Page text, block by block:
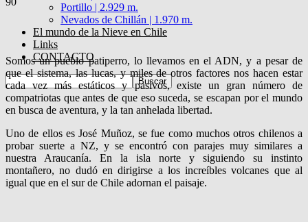
Portillo | 2.929 m.
Nevados de Chillán | 1.970 m.
El mundo de la Nieve en Chile
Links
CONTACTO
Somos un pueblo patiperro, lo llevamos en el ADN, y a pesar de
que el sistema, las lucas, y miles de otros factores nos hacen estar
cada vez más estáticos y pasivos, existe un gran número de
compatriotas que antes de que eso suceda, se escapan por el mundo
en busca de aventura, y la tan anhelada libertad.
Uno de ellos es José Muñoz, se fue como muchos otros chilenos a
probar suerte a NZ, y se encontró con parajes muy similares a
nuestra Araucanía. En la isla norte y siguiendo su instinto
montañero, no dudó en dirigirse a los increíbles volcanes que al
igual que en el sur de Chile adornan el paisaje.